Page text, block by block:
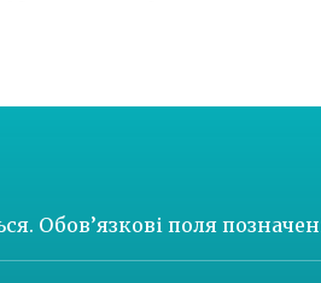
Обов’язкові поля